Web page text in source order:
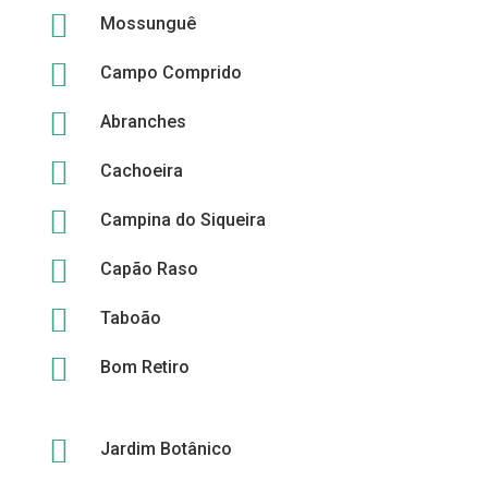
 Mossunguê
 Campo Comprido
 Abranches
 Cachoeira
 Campina do Siqueira
 Capão Raso
 Taboão
 Bom Retiro
 Jardim Botânico